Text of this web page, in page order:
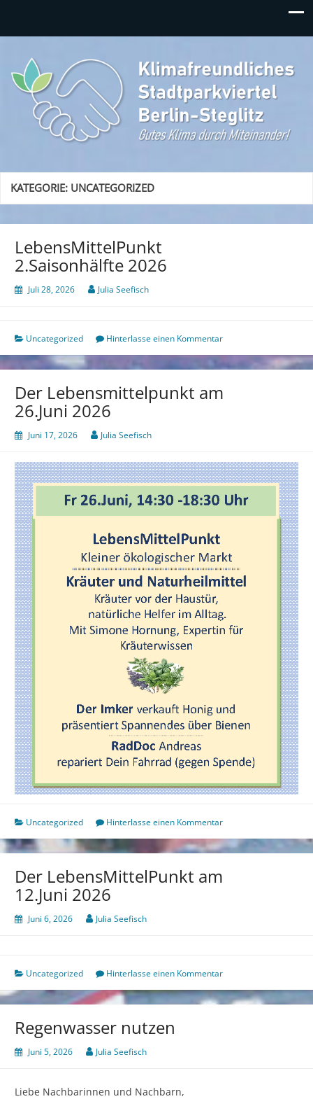
Klimafreundliches
Stadtparkviertel
Gutes Klima durch Miteinander in Berlin-Steglitz!
KATEGORIE: UNCATEGORIZED
LebensMittelPunkt
2.Saisonhälfte 2026
Juli 28, 2026 Julia Seefisch
Uncategorized Hinterlasse einen Kommentar
Der Lebensmittelpunkt am
26.Juni 2026
Juni 17, 2026 Julia Seefisch
Uncategorized Hinterlasse einen Kommentar
Der LebensMittelPunkt am
12.Juni 2026
Juni 6, 2026 Julia Seefisch
Uncategorized Hinterlasse einen Kommentar
Regenwasser nutzen
Juni 5, 2026 Julia Seefisch
Liebe Nachbarinnen und Nachbarn,